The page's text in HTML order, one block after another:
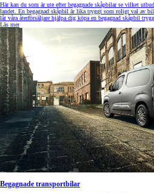
Här kan du som är ute efter begagnade skåpbilar se vilket
landet. En begagnad skåpbil är lika tryggt som roligt val av
låt våra återförsäljare hjälpa dig köpa en begagnad skåpbil
Läs mer
Begagnade transportbilar